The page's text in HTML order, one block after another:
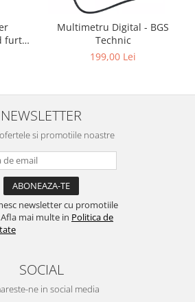
Multimetru Digital - BGS
Technic
199,00 Lei
NEWSLETTER
si promotiile noastre
newsletter cu promotiile
mai multe in Politica de
SOCIAL
ne in social media